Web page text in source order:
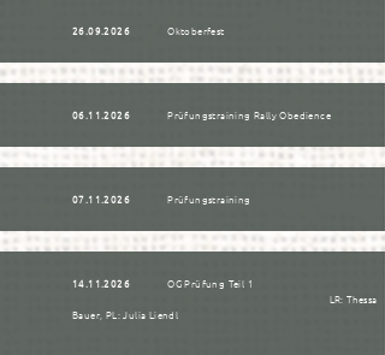
26.09.2026 Oktoberfest
06.11.2026 Prüfungstraining Rally Obedience
07.11.2026 Prüfungstraining
14.11.2026
OG Prüfung Teil 1
LR: Thessa
Bauer, PL: Julia Liendl